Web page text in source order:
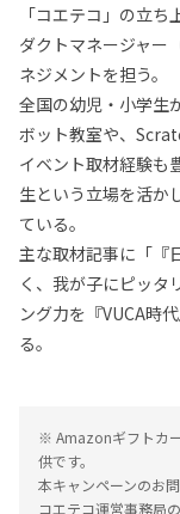
「コエテコ」の立
ダクトマネージャー
ネジメントを担う。
全国の幼児・小学生
ボット教室や、
イベント取材経験も
生という立場を活か
ている。
主な取材記事に「『
く、我が子にピッタ
ング力を『VUCA時
る。
※ Amazonギフトカ
供です。
本キャンペーンのお
コエテコ運営事務局の